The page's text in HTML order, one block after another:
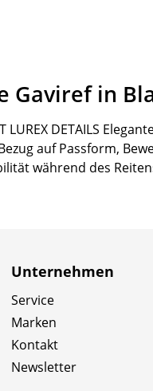
Gaviref in
LUREX DETAILS
auf Passform,
während des
Unternehmen
Service
Marken
Kontakt
Newsletter